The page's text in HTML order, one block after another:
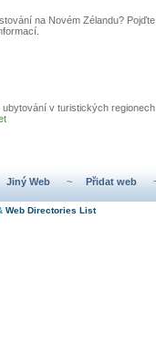
na Novém Zélandu?
v turistických
Jiný Web ~ Přidat web
Web Directories List